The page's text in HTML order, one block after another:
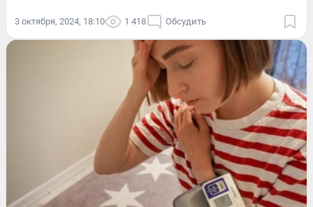
3 октября, 2024, 18:10 1 418 Обсудить